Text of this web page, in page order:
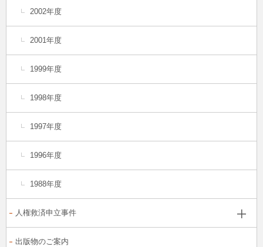
2002年度
2001年度
1999年度
1998年度
1997年度
1996年度
1988年度
人権救済申立事件
出版物のご案内